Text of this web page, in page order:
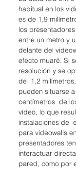
habitual en los
es de 1,9
los
entre un metro y
delante del
efecto muaré. Si
resolución y se
de  1,2
pueden situarse
centímetros  de
vídeo, lo que
instalaciones de
para videowalls
presentadores
interactuar
pared, como por